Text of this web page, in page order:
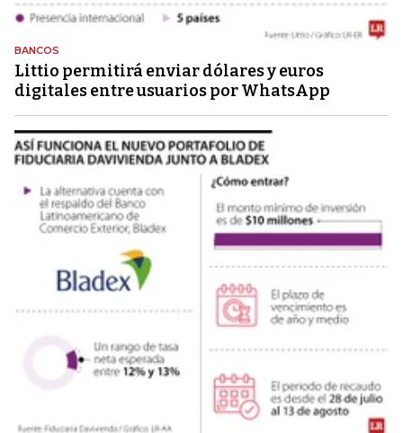
BANCOS
Littio permitirá enviar dólares y euros
digitales entre usuarios por WhatsApp